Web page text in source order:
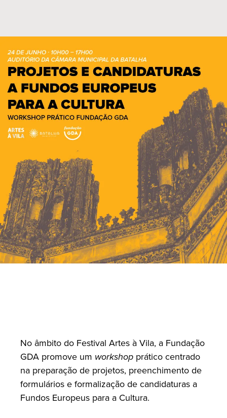
No âmbito do Festival Artes à Vila, a Fundação
GDA promove um workshop prático centrado
na preparação de projetos, preenchimento de
formulários e formalização de candidaturas a
Fundos Europeus para a Cultura.